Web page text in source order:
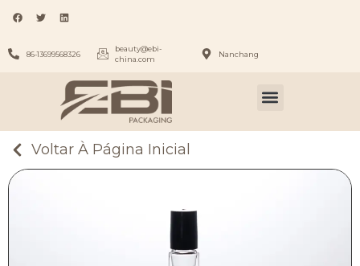
86-13699568326
beauty@ebi-
china.com
Nanchang
Voltar À Página Inicial